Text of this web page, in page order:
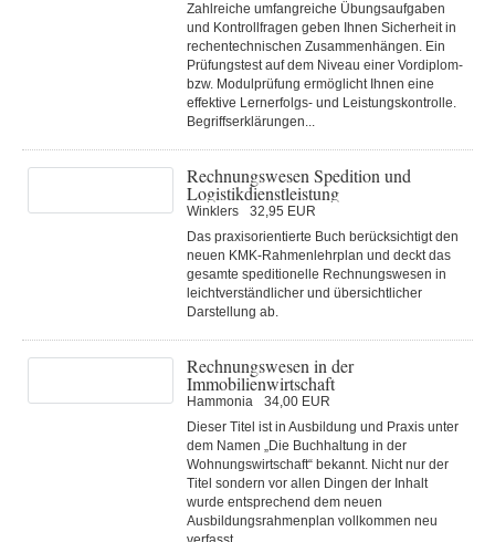
Zahlreiche umfangreiche Übungsaufgaben
und Kontrollfragen geben Ihnen Sicherheit in
rechentechnischen Zusammenhängen. Ein
Prüfungstest auf dem Niveau einer Vordiplom-
bzw. Modulprüfung ermöglicht Ihnen eine
effektive Lernerfolgs- und Leistungskontrolle.
Begriffserklärungen...
Rechnungswesen Spedition und
Logistikdienstleistung
Winklers
32,95 EUR
Das praxisorientierte Buch berücksichtigt den
neuen KMK-Rahmenlehrplan und deckt das
gesamte speditionelle Rechnungswesen in
leichtverständlicher und übersichtlicher
Darstellung ab.
Rechnungswesen in der
Immobilienwirtschaft
Hammonia
34,00 EUR
Dieser Titel ist in Ausbildung und Praxis unter
dem Namen „Die Buchhaltung in der
Wohnungswirtschaft“ bekannt. Nicht nur der
Titel sondern vor allen Dingen der Inhalt
wurde entsprechend dem neuen
Ausbildungsrahmenplan vollkommen neu